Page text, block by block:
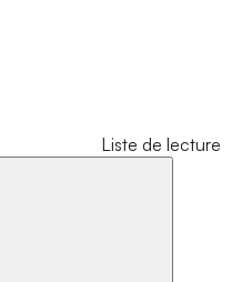
Liste de lecture